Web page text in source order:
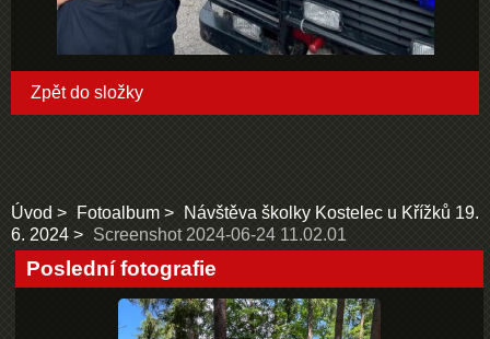
Zpět do složky
Úvod Fotoalbum
Návštěva školky Kostelec u Křížků 19.
6. 2024
Screenshot 2024-06-24 11.02.01
Poslední fotografie